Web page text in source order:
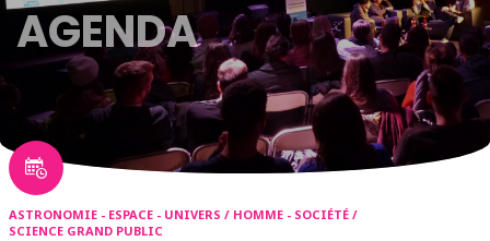
AGENDA
ASTRONOMIE - ESPACE - UNIVERS / HOMME - SOCIÉTÉ /
SCIENCE GRAND PUBLIC